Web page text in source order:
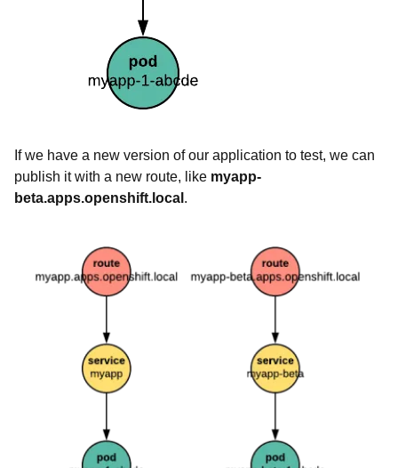
If we have a new version of our application to test, we can
publish it with a new route, like myapp-
beta.apps.openshift.local .